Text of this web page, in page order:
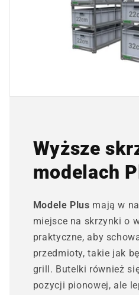
Wyższe
modelach
Modele Plus mają w
miejsce na skrzynki o
praktyczne, aby
przedmioty, takie jak
grill. Butelki również
pozycji pionowej, ale